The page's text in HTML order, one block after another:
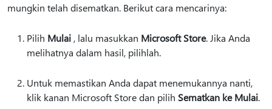
mungkin telah disematkan. Berikut cara mencarinya:
Pilih Mulai , lalu masukkan Microsoft Store. Jika Anda
melihatnya dalam hasil, pilihlah.
Untuk memastikan Anda dapat menemukannya nanti,
klik kanan Microsoft Store dan pilih Sematkan ke Mulai.